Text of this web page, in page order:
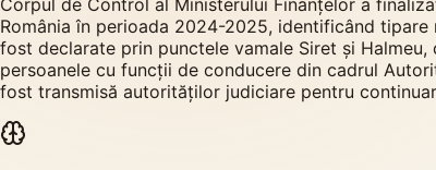
România în perioada 2024-2025, identificând
fost declarate prin punctele vamale Siret și
persoanele cu funcții de conducere din cadrul
fost transmisă autorităților judiciare pentru